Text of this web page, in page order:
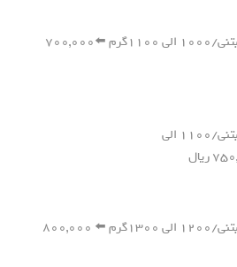
✳️ یونولیت تیرچه بتنی/۱۰۰۰ الی ۱۱۰۰گرم ⬅️۷۰۰,۰۰۰
✳️ یونولیت تیرچه بتنی/۱۱۰۰ الی
✳️ یونولیت تیرچه بتنی/۱۲۰۰ الی ۱۳۰۰گرم ⬅️ ۸۰۰,۰۰۰